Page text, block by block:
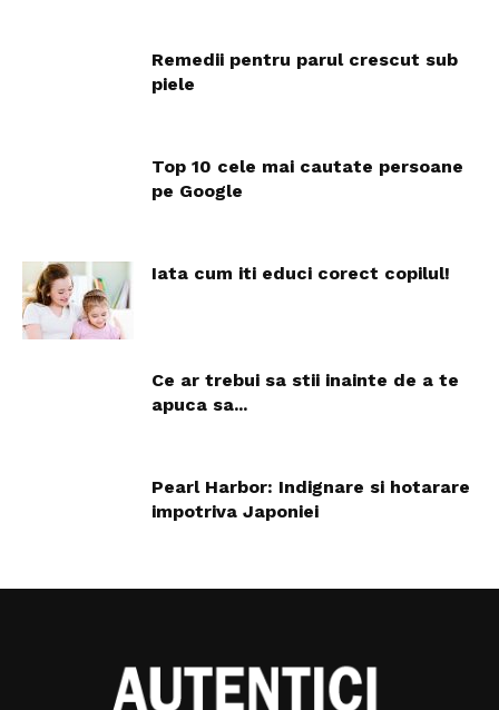
Remedii pentru parul crescut sub
piele
Top 10 cele mai cautate persoane
pe Google
Iata cum iti educi corect copilul!
Ce ar trebui sa stii inainte de a te
apuca sa...
Pearl Harbor: Indignare si hotarare
impotriva Japoniei